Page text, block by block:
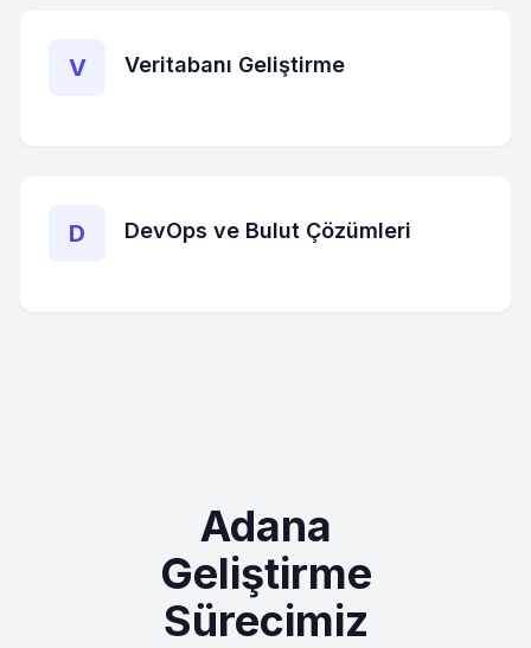
V Veritabanı Geliştirme
D DevOps ve Bulut Çözümleri
Adana
Geliştirme
Sürecimiz